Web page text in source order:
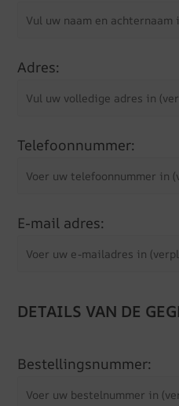
Adres:
Telefoonnummer:
E-mail adres:
DETAILS VAN DE
Bestellingsnummer: